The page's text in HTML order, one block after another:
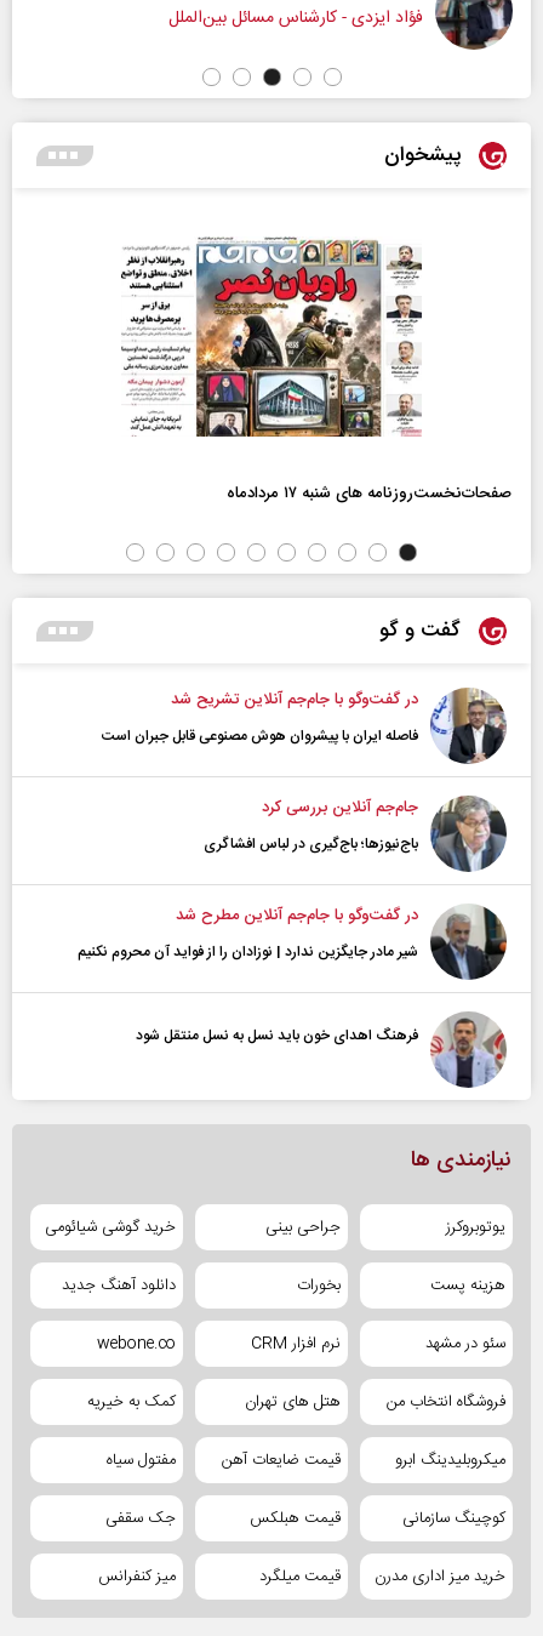
فؤاد ایزدی - کارشناس مسائل بین‌الملل
پیشخوان
صفحات‌نخست‌روزنامه ها‌ی شنبه ۱۷ مردادماه
گفت و گو
در گفت‌و‌گو با جام‌جم آنلاین تشریح شد
فاصله ایران با پیشرو‌ان هوش مصنوعی قابل جبران است
جام‌جم آنلاین بررسی کرد
باج‌نیوزها؛ باج‌گیری در لباس افشاگری
در گفت‌و‌گو با جام‌جم آنلاین مطرح شد
شیر مادر جایگزین ندارد | نوزادان را از فواید آن محروم نکنیم
فرهنگ اهدای خون باید نسل به نسل منتقل شود
نیازمندی ها
یوتوبروکرز جراحی بینی خرید گوشی شیائومی
هزینه پست بخورات دانلود آهنگ جدید
سئو در مشهد نرم افزار CRM webone.co
فروشگاه انتخاب من هتل های تهران کمک به خیریه
میکروبلیدینگ ابرو قیمت ضایعات آهن مفتول سیاه
کوچینگ سازمانی قیمت هبلکس جک سقفی
خرید میز اداری مدرن قیمت میلگرد میز کنفرانس